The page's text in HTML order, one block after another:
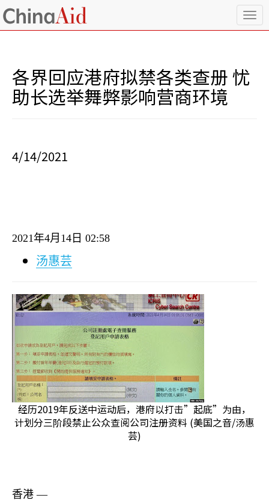
T
o
e
各界回应港府拟禁各类查册 忧
助长选举舞弊影响营商环境
4/14/2021
2021年4月 14 日 02:58
汤惠芸
经历2019年反送中运动后，港府以打击”起底”为由，
计划分三阶段禁止公众查阅公司注册资料 (美国之音/汤惠
芸)
香港 —